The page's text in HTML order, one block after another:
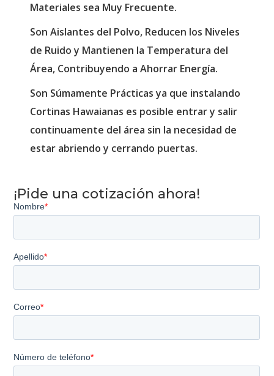
Materiales sea Muy Frecuente.
Son Aislantes del Polvo, Reducen los Niveles
de Ruido y Mantienen la Temperatura del
Área, Contribuyendo a Ahorrar Energía.
Son Súmamente Prácticas ya que instalando
Cortinas Hawaianas es posible entrar y salir
continuamente del área sin la necesidad de
estar abriendo y cerrando puertas.
¡Pide una cotización ahora!